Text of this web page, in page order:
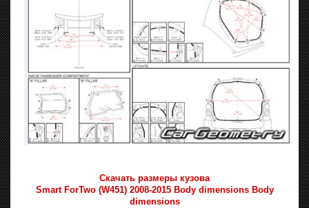
Скачать размеры кузова
Smart ForTwo (W451) 2008-2015 Body dimensions Body
dimensions